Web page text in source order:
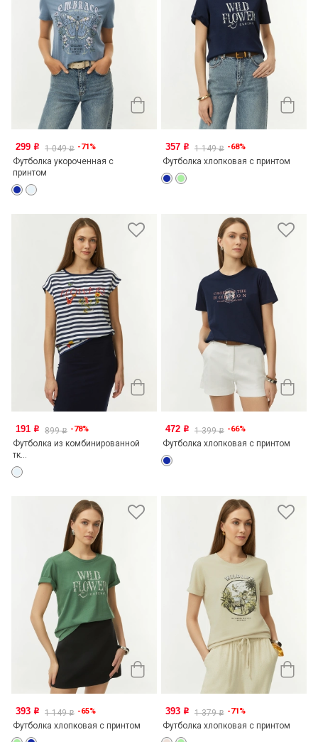
299 o 1 049o -71%
Футболка укороченная с
принтом
357 o 1 149o -68%
Футболка хлопковая с принтом
191 o 899o -78%
Футболка из комбинированной
тк...
472 o 1 399o -66%
Футболка хлопковая с принтом
393 o 1 149o -65%
Футболка хлопковая с принтом
393 o 1 379o -71%
Футболка хлопковая с принтом